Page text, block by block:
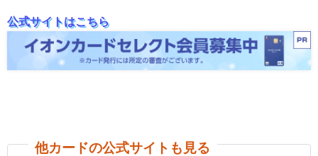
公式サイトはこちら
他カードの公式サイトも見る